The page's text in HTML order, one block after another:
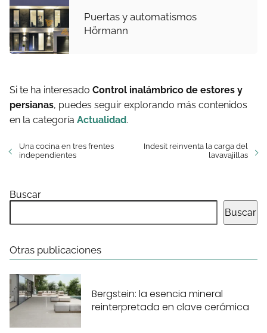
Puertas y automatismos
Hörmann
Si te ha interesado Control inalámbrico de estores y
persianas, puedes seguir explorando más contenidos
en la categoría Actualidad.
Una cocina en tres frentes
independientes
Indesit reinventa la carga del
lavavajillas
Buscar
Buscar
Otras publicaciones
Bergstein: la esencia mineral
reinterpretada en clave cerámica